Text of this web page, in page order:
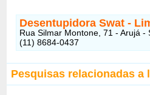
Desentupidora Swat -
Rua Silmar Montone, 71 - Arujá -
(11) 8684-0437
Pesquisas relacionadas a